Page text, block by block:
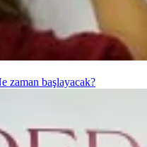
zaman başlayacak?